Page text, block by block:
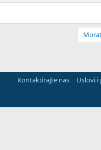
Kontaktirajte nas Uslovi i